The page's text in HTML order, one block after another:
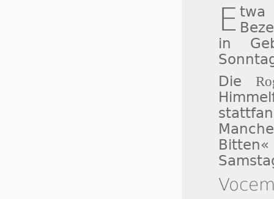
E twa
in
Die